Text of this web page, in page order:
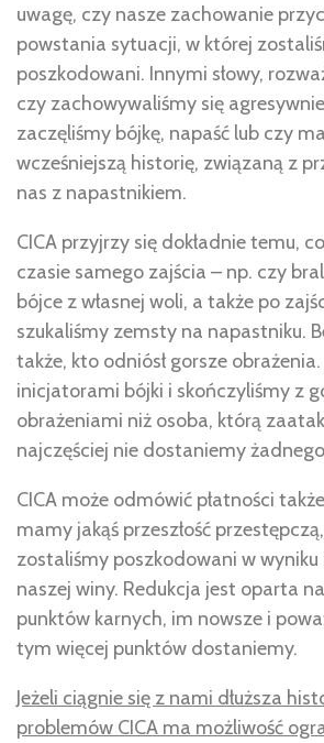
uwagę, czy nasze zachowanie
powstania sytuacji, w której
poszkodowani. Innymi słowy,
czy zachowywaliśmy się
zaczęliśmy bójkę, napaść lub czy
wcześniejszą historię, związaną z
nas z napastnikiem.
CICA przyjrzy się dokładnie temu,
czasie samego zajścia – np. czy
bójce z własnej woli, a także po
szukaliśmy zemsty na napastniku.
także, kto odniósł gorsze obrażenia.
inicjatorami bójki i skończyliśmy z
obrażeniami niż osoba, którą
najczęściej nie dostaniemy
CICA może odmówić płatności
mamy jakąś przeszłość
zostaliśmy poszkodowani w
naszej winy. Redukcja jest oparta
punktów karnych, im nowsze i
tym więcej punktów dostaniemy.
Jeżeli ciągnie się z nami dłuższa
problemów CICA ma możliwość